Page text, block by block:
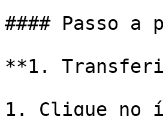
#### Passo a
**1.
1. Clique no